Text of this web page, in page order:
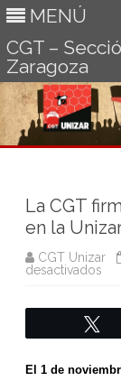
MENÚ
CGT –
Zaragoza
La CGT
en la
CGT Unizar
desactivados
PDI
El 1 de